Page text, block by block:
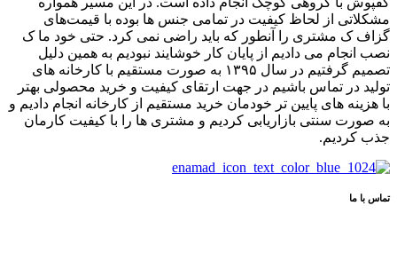
مشکلاتی از لحاظ کیفیت در تمامی جنس ها بوده با قیمت‌های
گزاف ک مشتری را آنطور که باید راضی نمی کرد. حتی خود ما ک
نصب انجام می دادیم از پایان کار خوشایند نبودیم به همین دلیل
تصمیم گرفتیم در سال ۱۳۹۵ به صورت مستقیم با کارخانه های
تولید در تماس باشیم در جهت ارتقای کیفیت و خرید محصولی بهتر
با هزینه های پایین تر خودمان خرید مستقیم از کارخانه انجام دادیم و
به صورت سنتی بازاریابی کردیم و مشتری ها را با کیفیت کارمان
جذب کردیم.
تماس با ما